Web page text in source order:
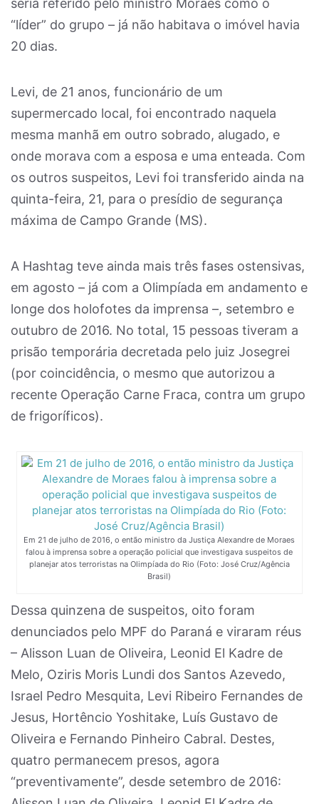
seria referido pelo ministro Moraes como o
“líder” do grupo – já não habitava o imóvel havia
20 dias.
Levi, de 21 anos, funcionário de um
supermercado local, foi encontrado naquela
mesma manhã em outro sobrado, alugado, e
onde morava com a esposa e uma enteada. Com
os outros suspeitos, Levi foi transferido ainda na
quinta-feira, 21, para o presídio de segurança
máxima de Campo Grande (MS).
A Hashtag teve ainda mais três fases ostensivas,
em agosto – já com a Olimpíada em andamento e
longe dos holofotes da imprensa –, setembro e
outubro de 2016. No total, 15 pessoas tiveram a
prisão temporária decretada pelo juiz Josegrei
(por coincidência, o mesmo que autorizou a
recente Operação Carne Fraca, contra um grupo
de frigoríficos).
Em 21 de julho de 2016, o então ministro da Justiça Alexandre de Moraes
falou à imprensa sobre a operação policial que investigava suspeitos de
planejar atos terroristas na Olimpíada do Rio (Foto: José Cruz/Agência
Brasil)
Dessa quinzena de suspeitos, oito foram
denunciados pelo MPF do Paraná e viraram réus
– Alisson Luan de Oliveira, Leonid El Kadre de
Melo, Oziris Moris Lundi dos Santos Azevedo,
Israel Pedro Mesquita, Levi Ribeiro Fernandes de
Jesus, Hortêncio Yoshitake, Luís Gustavo de
Oliveira e Fernando Pinheiro Cabral. Destes,
quatro permanecem presos, agora
“preventivamente”, desde setembro de 2016: